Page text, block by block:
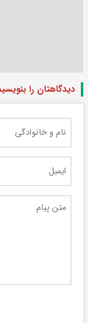
دیدگاهتان را